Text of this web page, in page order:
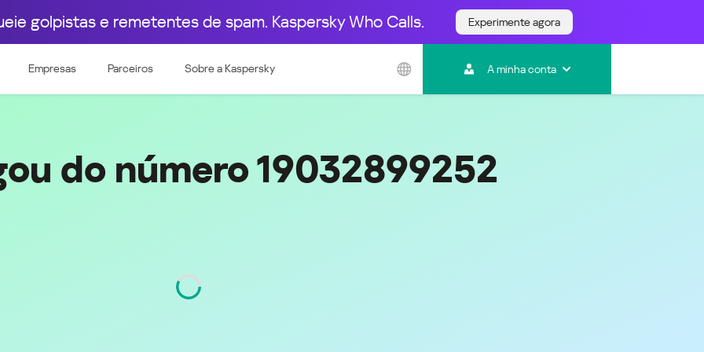
golpistas e remetentes de spam. Kaspersky Who Calls. Experimente agora
Empresas Parceiros Sobre a Kaspersky A minha conta
Ocidental
& Luxembourg
Leste Europeu
Česká republika
Magyarország
Srbija
Türkiye
Қазақстан - Қазақша (Kazakhstan -
Ásia e Pacífico
Australia
India
Malaysia - Bahasa Melayu
New Zealand
do número 19032899252
Texas Código